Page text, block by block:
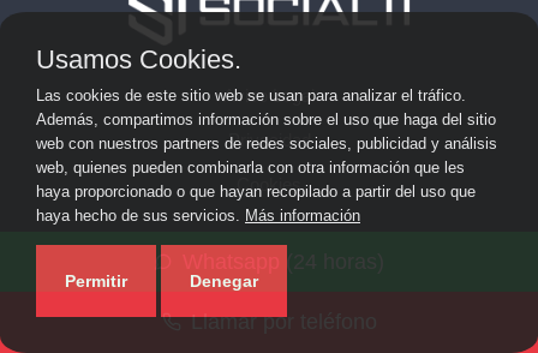
Llamar por teléfono
Aviso Legal
Privacidad
Cookies
posicionamiento web y SEO ·
Usamos Cookies.
Las cookies de este sitio web se usan para analizar el tráfico.
Además, compartimos información sobre el uso que haga del sitio
web con nuestros partners de redes sociales, publicidad y análisis
web, quienes pueden combinarla con otra información que les
haya proporcionado o que hayan recopilado a partir del uso que
haya hecho de sus servicios. Más información
Permitir Denegar